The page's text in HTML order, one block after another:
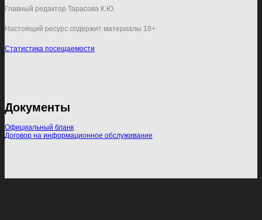
Главный редактор Тарасова К.Ю.
Настоящий ресурс содержит материалы 18+
Статистика посещаемости
Документы
Официальный бланк
Договор на информационное обслуживание